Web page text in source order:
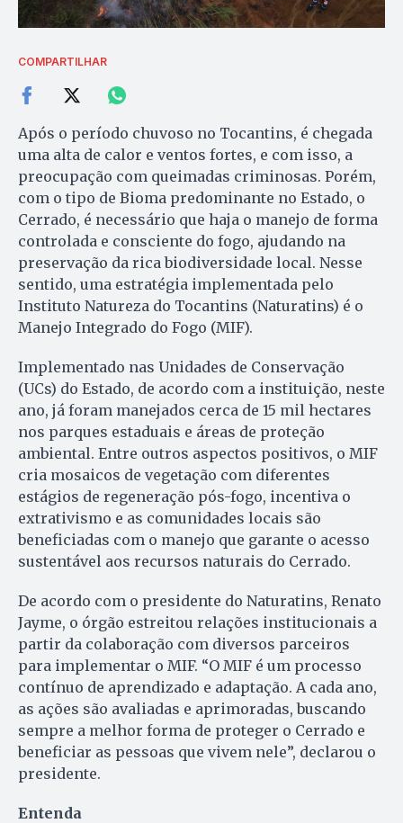
COMPARTILHAR
Após o período chuvoso no Tocantins, é chegada
uma alta de calor e ventos fortes, e com isso, a
preocupação com queimadas criminosas. Porém,
com o tipo de Bioma predominante no Estado, o
Cerrado, é necessário que haja o manejo de forma
controlada e consciente do fogo, ajudando na
preservação da rica biodiversidade local. Nesse
sentido, uma estratégia implementada pelo
Instituto Natureza do Tocantins (Naturatins) é o
Manejo Integrado do Fogo (MIF).
Implementado nas Unidades de Conservação
(UCs) do Estado, de acordo com a instituição, neste
ano, já foram manejados cerca de 15 mil hectares
nos parques estaduais e áreas de proteção
ambiental. Entre outros aspectos positivos, o MIF
cria mosaicos de vegetação com diferentes
estágios de regeneração pós-fogo, incentiva o
extrativismo e as comunidades locais são
beneficiadas com o manejo que garante o acesso
sustentável aos recursos naturais do Cerrado.
De acordo com o presidente do Naturatins, Renato
Jayme, o órgão estreitou relações institucionais a
partir da colaboração com diversos parceiros
para implementar o MIF. “O MIF é um processo
contínuo de aprendizado e adaptação. A cada ano,
as ações são avaliadas e aprimoradas, buscando
sempre a melhor forma de proteger o Cerrado e
beneficiar as pessoas que vivem nele”, declarou o
presidente.
Entenda